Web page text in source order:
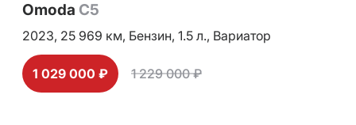
Omoda C5
2023, 25 969 км, Бензин, 1.5 л., Вариатор
1 029 000 ₽ 1 229 000 ₽